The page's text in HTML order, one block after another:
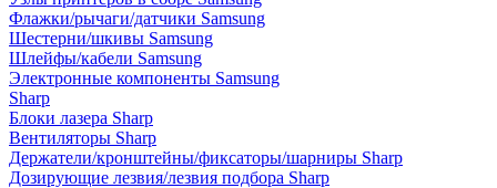
Флажки/рычаги/датчики Samsung
Шестерни/шкивы Samsung
Шлейфы/кабели Samsung
Электронные компоненты Samsung
Sharp
Блоки лазера Sharp
Вентиляторы Sharp
Держатели/кронштейны/фиксаторы/шарниры Sharp
Дозирующие лезвия/лезвия подбора Sharp